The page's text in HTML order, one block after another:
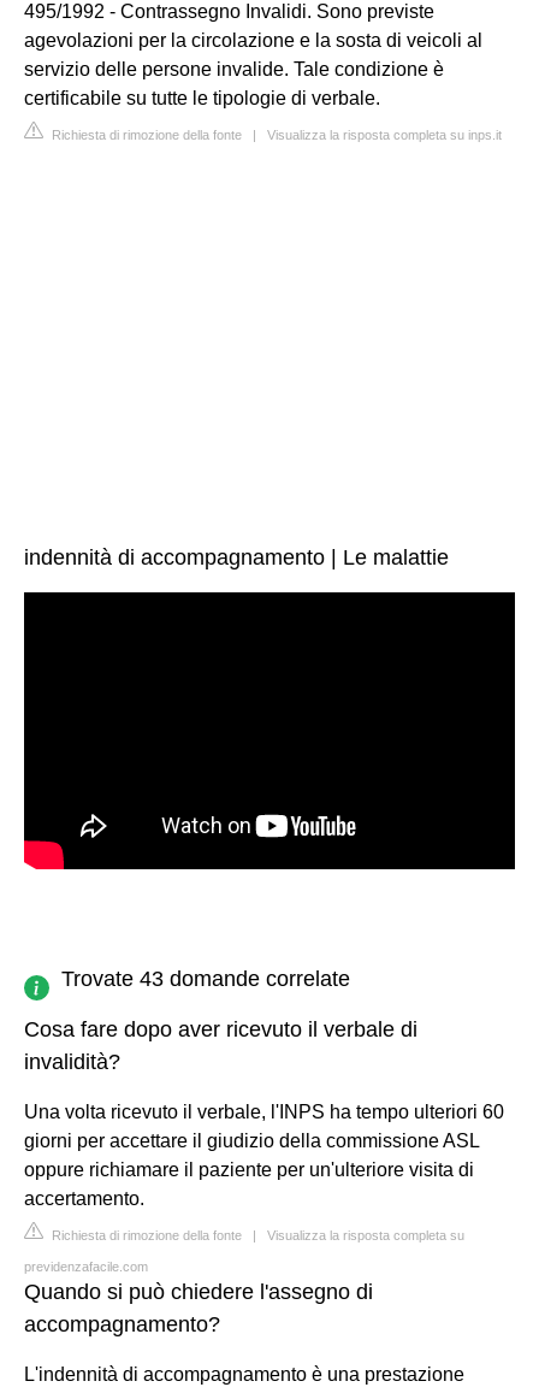
495/1992 - Contrassegno Invalidi. Sono previste
agevolazioni per la circolazione e la sosta di veicoli al
servizio delle persone invalide. Tale condizione è
certificabile su tutte le tipologie di verbale.
Richiesta di rimozione della fonte | Visualizza la risposta completa su inps.it
indennità di accompagnamento | Le malattie
Trovate 43 domande correlate
Cosa fare dopo aver ricevuto il verbale di
invalidità?
Una volta ricevuto il verbale, l'INPS ha tempo ulteriori 60
giorni per accettare il giudizio della commissione ASL
oppure richiamare il paziente per un'ulteriore visita di
accertamento.
Richiesta di rimozione della fonte | Visualizza la risposta completa su
previdenzafacile.com
Quando si può chiedere l'assegno di
accompagnamento?
L'indennità di accompagnamento è una prestazione